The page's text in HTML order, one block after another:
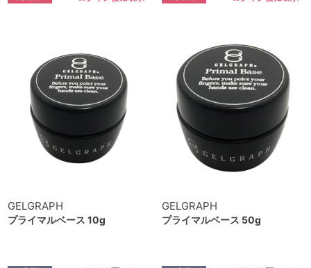
GELGRAPH
プライマルベース 10g
GELGRAPH
プライマルベース 50g